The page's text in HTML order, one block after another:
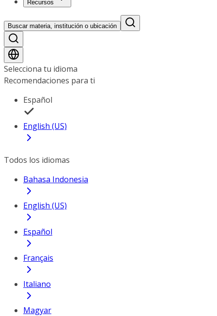
Recursos
Buscar materia, institución o ubicación
Selecciona tu idioma
Recomendaciones para ti
Español
English (US)
Todos los idiomas
Bahasa Indonesia
English (US)
Español
Français
Italiano
Magyar